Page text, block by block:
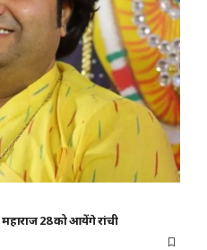
28 को आयेंगे रांची